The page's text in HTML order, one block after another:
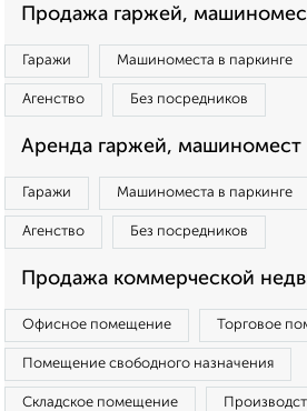
Продажа гаржей,
Гаражи Машиноместа в паркинге
Агенство Без посредников
Аренда гаржей, машиномест
Гаражи Машиноместа в паркинге
Агенство Без посредников
Продажа коммерческой
Офисное помещение Торговое
Помещение свободного назначения
Складское помещение